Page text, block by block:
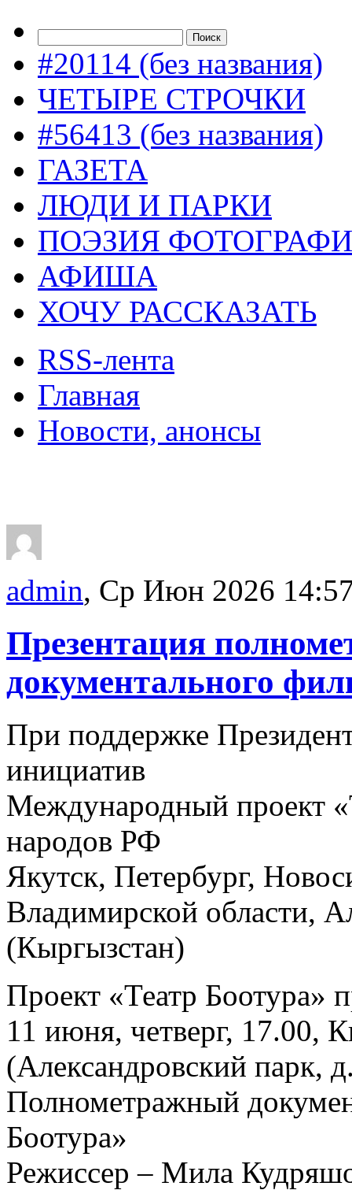
#20114 (без названия)
ЧЕТЫРЕ СТРОЧКИ
#56413 (без названия)
ГАЗЕТА
ЛЮДИ И ПАРКИ
ПОЭЗИЯ
АФИША
ХОЧУ РАССКАЗАТЬ
RSS-лента
Главная
Новости, анонсы
admin, Ср Июн 2026
Презентация
документального
При поддержке
инициатив
Международный проект
народов РФ
Якутск, Петербург,
Владимирской области,
(Кыргызстан)
Проект «Театр Боотура»
11 июня, четверг, 17.00,
(Александровский парк,
Полнометражный
Боотура»
Режиссер – Мила